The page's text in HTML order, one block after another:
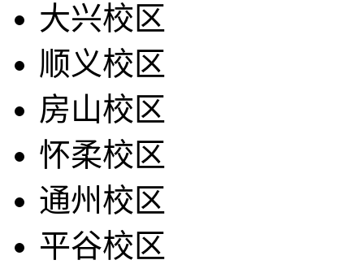
大兴校区
顺义校区
房山校区
怀柔校区
通州校区
平谷校区